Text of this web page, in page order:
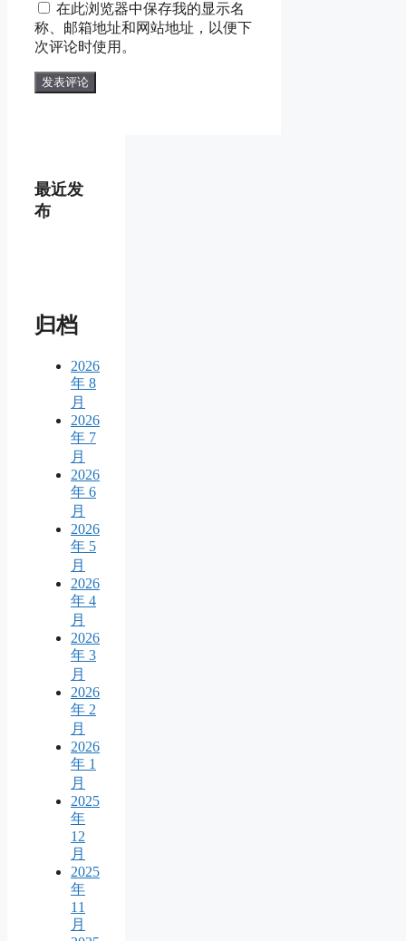
在此浏览器中保存我的显示名
称、邮箱地址和网站地址，以便下
次评论时使用。
最近发
布
归档
2026
年 8
月
2026
年 7
月
2026
年 6
月
2026
年 5
月
2026
年 4
月
2026
年 3
月
2026
年 2
月
2026
年 1
月
2025
年
12
月
2025
年
11
月